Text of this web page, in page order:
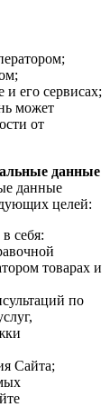
и его сервисах;
может
от
данные
данные
целей:
себя:
товарах и
по
Сайта;